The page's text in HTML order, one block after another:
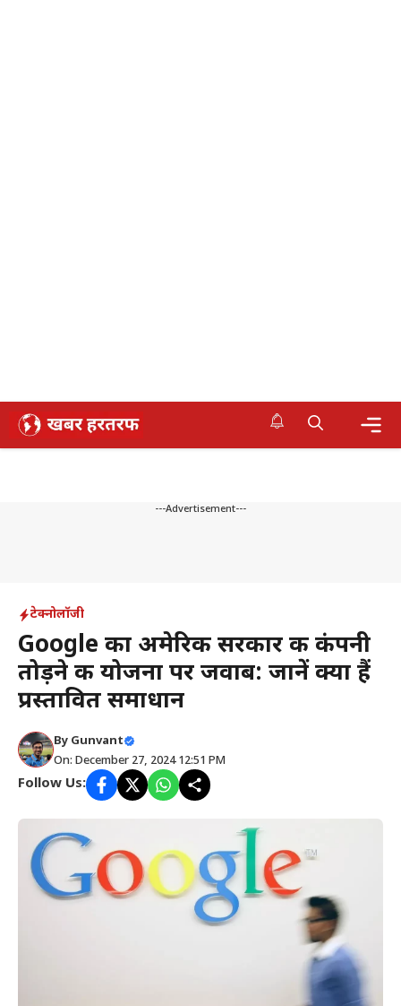
Skip
---Advertisement---
टेक्नोलॉजी
Google का अमेरिकी सरकार की कंपनी
तोड़ने की योजना पर जवाब: जानें क्या हैं
प्रस्तावित समाधान
By Gunvant
On: December 27, 2024 12:51 PM
Follow Us: